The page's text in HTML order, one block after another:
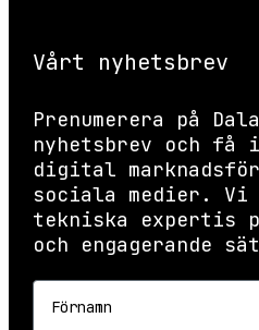
Vårt nyhetsbrev
Prenumerera på
nyhetsbrev och få
digital
sociala medier. Vi
tekniska expertis
och engagerande
Förnamn